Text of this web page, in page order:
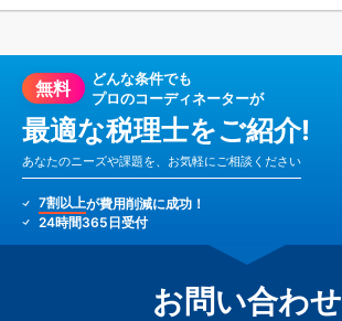
無料
どんな条件でも
プロのコーディネーターが
最適な税理士をご紹介!
あなたのニーズや課題を、お気軽にご相談ください
7割以上が費用削減に成功！
24時間365日受付
お問い合わせ